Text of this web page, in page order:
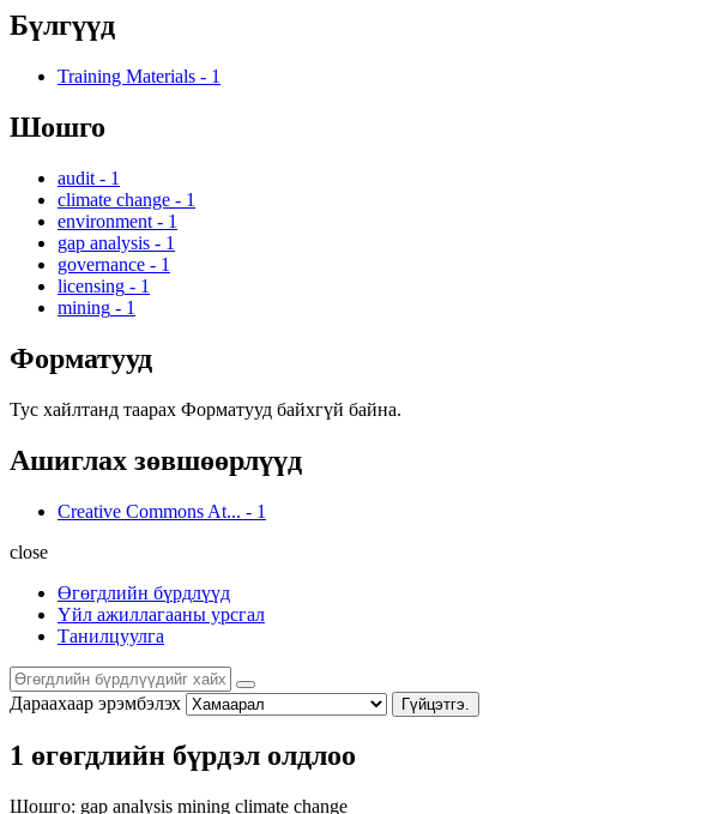
Бүлгүүд
Training Materials - 1
Шошго
audit - 1
climate change - 1
environment - 1
gap analysis - 1
governance - 1
licensing - 1
mining - 1
Форматууд
Тус хайлтанд таарах Форматууд байхгүй байна.
Ашиглах зөвшөөрлүүд
Creative Commons At... - 1
close
Өгөгдлийн бүрдлүүд
Үйл ажиллагааны урсгал
Танилцуулга
Дараахаар эрэмбэлэх Гүйцэтгэ.
1 өгөгдлийн бүрдэл олдлоо
Шошго: gap analysis mining climate change